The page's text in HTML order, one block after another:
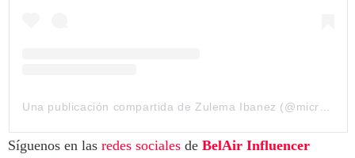
Síguenos en las redes sociales de BelAir Influencer